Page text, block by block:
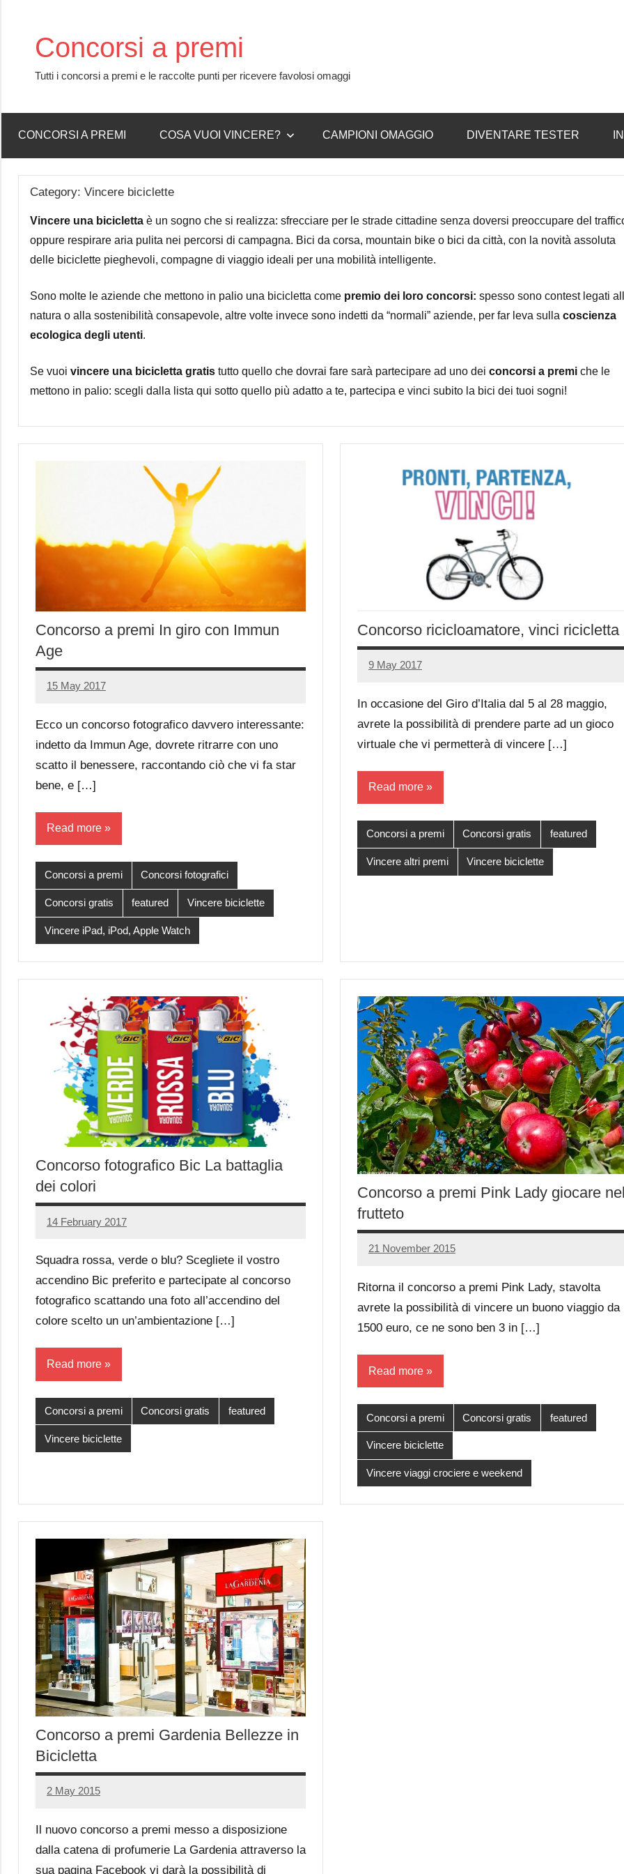
contentConcorsi a premi
Tutti i concorsi a premi e le raccolte punti per ricevere favolosi omaggi
CONCORSI A PREMI COSA VUOI VINCERE? CAMPIONI OMAGGIO DIVENTARE TESTER
Category: Vincere biciclette
Vincere una bicicletta è un sogno che si realizza: sfrecciare per le strade cittadine senza doversi preoccupare del
oppure respirare aria pulita nei percorsi di campagna. Bici da corsa, mountain bike o bici da città, con la novità assoluta
delle biciclette pieghevoli, compagne di viaggio ideali per una mobilità intelligente.
Sono molte le aziende che mettono in palio una bicicletta come premio dei loro concorsi: spesso sono contest legati
natura o alla sostenibilità consapevole, altre volte invece sono indetti da “normali” aziende, per far leva sulla coscienza
ecologica degli utenti.
Se vuoi vincere una bicicletta gratis tutto quello che dovrai fare sarà partecipare ad uno dei concorsi a premi che le
mettono in palio: scegli dalla lista qui sotto quello più adatto a te, partecipa e vinci subito la bici dei tuoi sogni!
Concorso a premi In giro con Immun
Age
15 May 2017
Luca
No
Ecco un concorso fotografico davvero interessante:
indetto da Immun Age, dovrete ritrarre con uno
scatto il benessere, raccontando ciò che vi fa star
bene, e […]
Read more
Concorsi a premi Concorsi fotografici
Concorsi gratis featured Vincere biciclette
Vincere iPad, iPod, Apple Watch
Concorso ricicloamatore, vinci ricicletta
9 May 2017
Luca
No
In occasione del Giro d’Italia dal 5 al 28 maggio,
avrete la possibilità di prendere parte ad un gioco
virtuale che vi permetterà di vincere […]
Read more
Concorsi a premi Concorsi gratis featured
Vincere altri premi Vincere biciclette
Concorso fotografico Bic La battaglia
dei colori
14 February 2017
Luca
No
Squadra rossa, verde o blu? Scegliete il vostro
accendino Bic preferito e partecipate al concorso
fotografico scattando una foto all’accendino del
colore scelto un un’ambientazione […]
Read more
Concorsi a premi Concorsi gratis featured
Vincere biciclette
Concorso a premi Pink Lady giocare
frutteto
21 November 2015
Luca
No
Ritorna il concorso a premi Pink Lady, stavolta
avrete la possibilità di vincere un buono viaggio da
1500 euro, ce ne sono ben 3 in […]
Read more
Concorsi a premi Concorsi gratis featured
Vincere biciclette
Vincere viaggi crociere e weekend
Concorso a premi Gardenia Bellezze in
Bicicletta
2 May 2015
Il nuovo concorso a premi messo a disposizione
dalla catena di profumerie La Gardenia attraverso la
sua pagina Facebook vi darà la possibilità di